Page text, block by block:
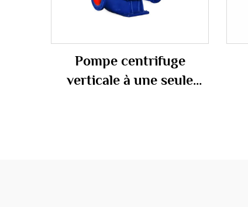
Pompe centrifuge
verticale à une seule